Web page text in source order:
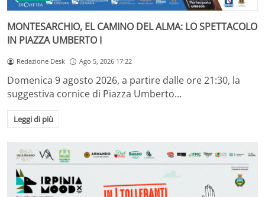
MONTESARCHIO, EL CAMINO DEL ALMA: LO SPETTACOLO
IN PIAZZA UMBERTO I
Redazione Desk Ago 5, 2026 17:22
Domenica 9 agosto 2026, a partire dalle ore 21:30, la
suggestiva cornice di Piazza Umberto…
Leggi di più